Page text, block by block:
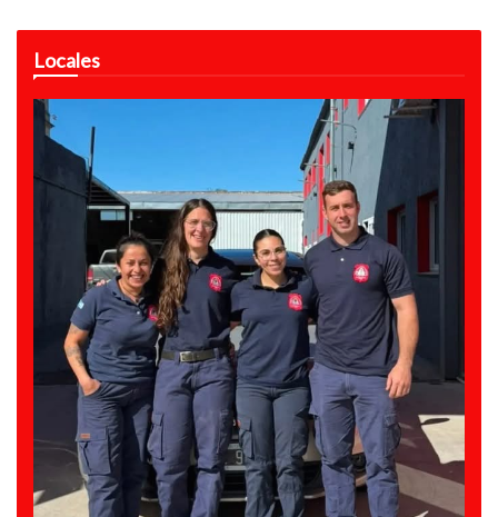
Locales